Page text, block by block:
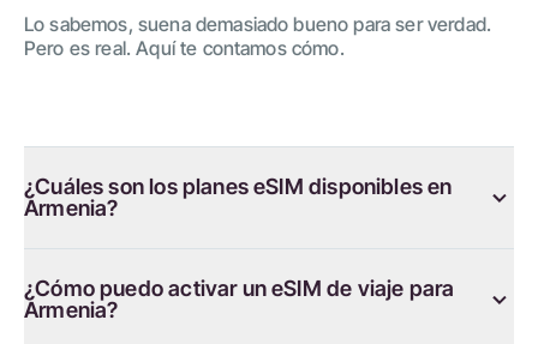
Lo sabemos, suena demasiado bueno para ser verdad.
Pero es real. Aquí te contamos cómo.
¿Cuáles son los planes eSIM disponibles en
Armenia?
¿Cómo puedo activar un eSIM de viaje para
Armenia?